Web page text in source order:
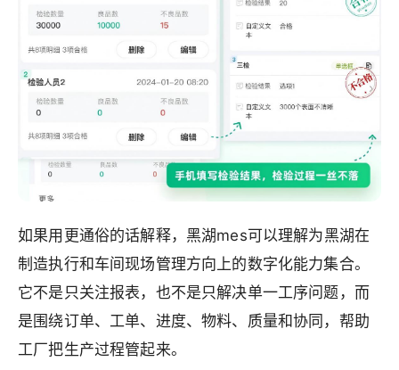
如果用更通俗的话解释，黑湖mes可以理解为黑湖在
制造执行和车间现场管理方向上的数字化能力集合。
它不是只关注报表，也不是只解决单一工序问题，而
是围绕订单、工单、进度、物料、质量和协同，帮助
工厂把生产过程管起来。